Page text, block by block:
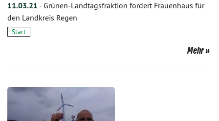
11.03.21 - Grünen-Landtagsfraktion fordert Frauenhaus für
den Landkreis Regen
Start
Mehr